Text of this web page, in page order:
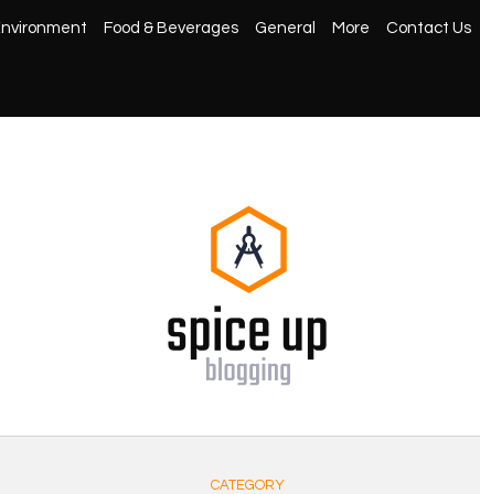
Food & Beverages General More Contact Us
CATEGORY